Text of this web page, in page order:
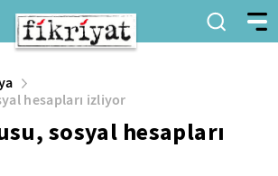
hesapları izliyor
sosyal hesapları